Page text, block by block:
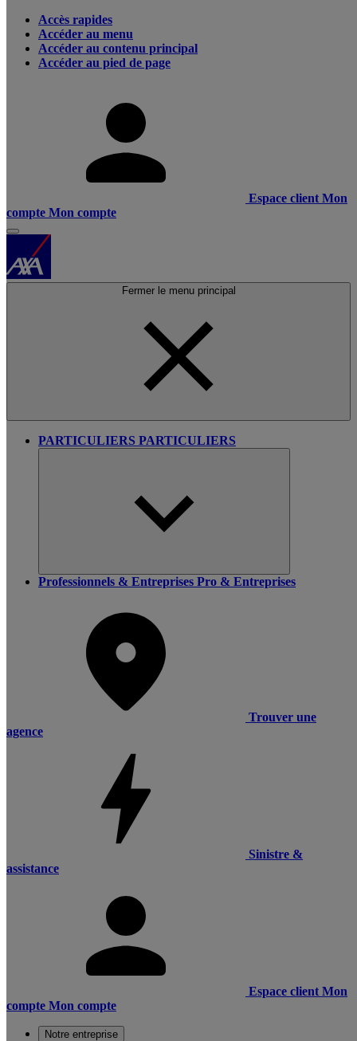
Accès rapides
Accéder au menu
Accéder au contenu principal
Accéder au pied de page
Espace client Mon
compte Mon compte
Fermer le menu principal
PARTICULIERS PARTICULIERS
Professionnels & Entreprises Pro & Entreprises
Trouver une
agence
Sinistre &
assistance
Espace client Mon
compte Mon compte
Notre entreprise